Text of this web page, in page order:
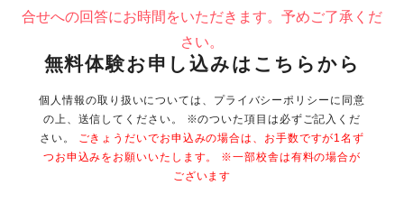
プライバシーポリシー お役立ちコラム
合せへの回答にお時間をいただきます。予めご了承くだ
さい。
無料体験お申し込みはこちらから
個人情報の取り扱いについては、プライバシーポリシーに同意
の上、送信してください。 ※のついた項目は必ずご記入くだ
さい。
ごきょうだいでお申込みの場合は、お手数ですが1名ず
つお申込みをお願いいたします。 ※一部校舎は有料の場合が
ございます